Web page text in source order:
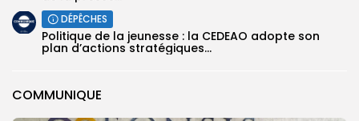
COMMUNIQUE
DÉPÊCHES
Politique de la jeunesse : la CEDEAO adopte son
plan d’actions stratégiques...